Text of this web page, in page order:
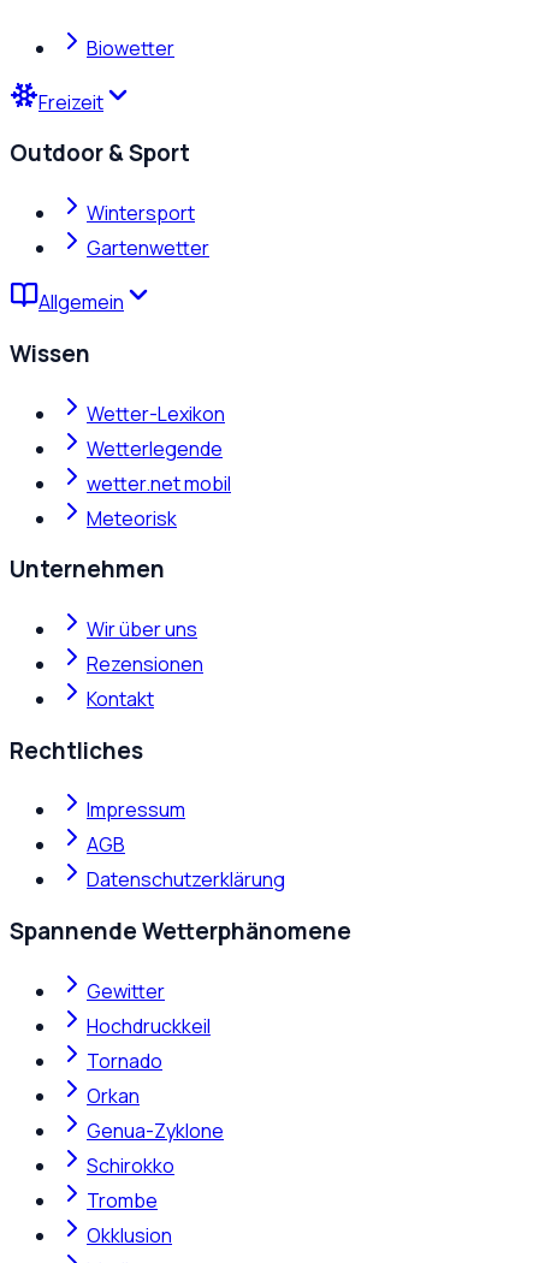
Biowetter
Freizeit
Outdoor & Sport
Wintersport
Gartenwetter
Allgemein
Wissen
Wetter-Lexikon
Wetterlegende
wetter.net mobil
Meteorisk
Unternehmen
Wir über uns
Rezensionen
Kontakt
Rechtliches
Impressum
AGB
Datenschutzerklärung
Spannende Wetterphänomene
Gewitter
Hochdruckkeil
Tornado
Orkan
Genua-Zyklone
Schirokko
Trombe
Okklusion